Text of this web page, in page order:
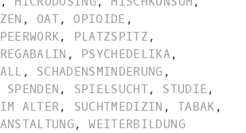
, OAT, OPIOIDE ,
PEERWORK, PLATZSPITZ ,
, PSYCHEDELIKA,
, SCHADENSMINDERUNG ,
SPENDEN , SPIELSUCHT, STUDIE ,
ALTER, SUCHTMEDIZIN , TABAK ,
, WEITERBILDUNG